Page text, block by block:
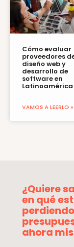
Cómo evaluar
proveedores
diseño web y
desarrollo de
software en
Latinoamérica
VAMOS A LEERLO »
¿Quiere
en qué
perdiendo
ahora